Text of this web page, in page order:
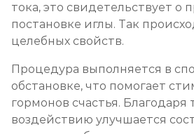
тока, это свидетельствует о
постановке иглы. Так
целебных свойств.
Процедура выполняется в
обстановке, что помогает
гормонов счастья. Благодаря
воздействию улучшается